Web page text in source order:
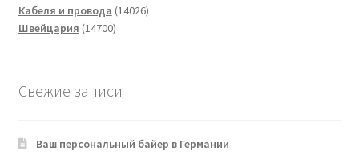
Кабеля и провода 1402614026
Швейцария 1470014700
Свежие записи
Ваш персональный байер в Германии